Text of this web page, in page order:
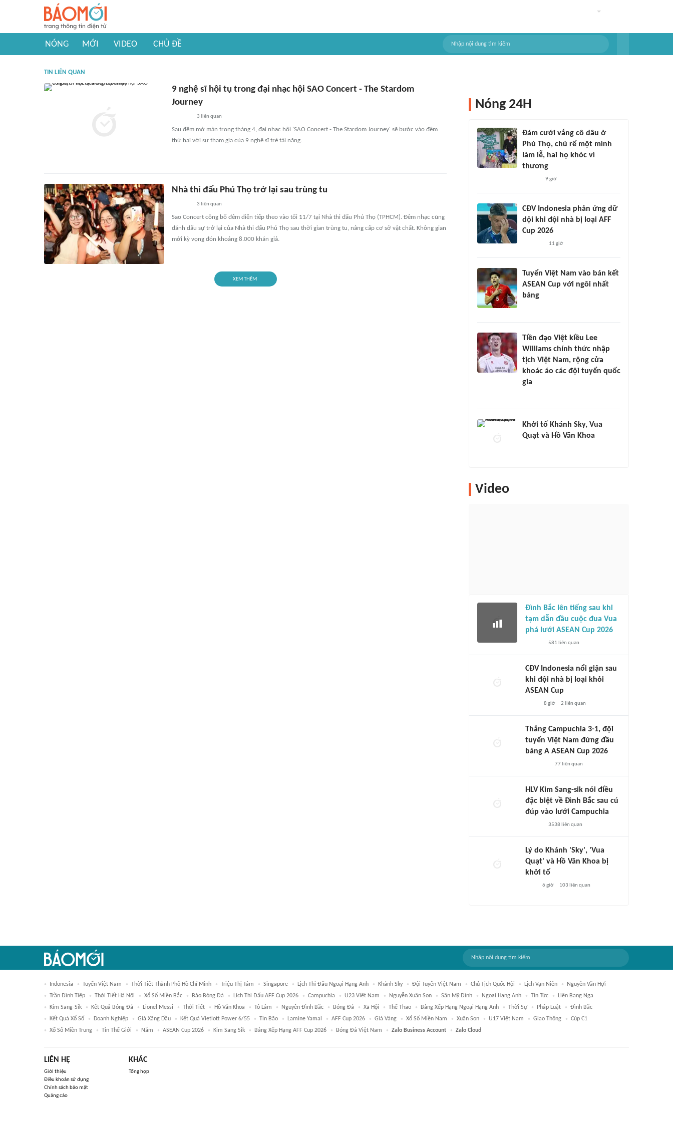
NÓNG MỚI VIDEO CHỦ ĐỀ
TIN LIÊN QUAN
9 nghệ sĩ hội tụ trong đại nhạc hội SAO Concert - The Stardom
Journey
3 liên quan
Sau đêm mở màn trong tháng 4, đại nhạc hội 'SAO Concert - The Stardom Journey' sẽ bước vào đêm
thứ hai với sự tham gia của 9 nghệ sĩ trẻ tài năng.
Nhà thi đấu Phú Thọ trở lại sau trùng tu
3 liên quan
Sao Concert công bố đêm diễn tiếp theo vào tối 11/7 tại Nhà thi đấu Phú Thọ (TPHCM). Đêm nhạc cũng
đánh dấu sự trở lại của Nhà thi đấu Phú Thọ sau thời gian trùng tu, nâng cấp cơ sở vật chất. Không gian
mới kỳ vọng đón khoảng 8.000 khán giả.
XEM THÊM
Nóng 24H
Đám cưới vắng cô dâu ở
Phú Thọ, chú rể một mình
làm lễ, hai họ khóc vì
thương
9 giờ
CĐV Indonesia phản ứng dữ
dội khi đội nhà bị loại AFF
Cup 2026
11 giờ
Tuyển Việt Nam vào bán kết
ASEAN Cup với ngôi nhất
bảng
Tiền đạo Việt kiều Lee
Williams chính thức nhập
tịch Việt Nam, rộng cửa
khoác áo các đội tuyển quốc
gia
Khởi tố Khánh Sky, Vua
Quạt và Hồ Văn Khoa
Video
Đình Bắc lên tiếng sau khi
tạm dẫn đầu cuộc đua Vua
phá lưới ASEAN Cup 2026
581 liên quan
CĐV Indonesia nổi giận sau
khi đội nhà bị loại khỏi
ASEAN Cup
8 giờ 2 liên quan
Thắng Campuchia 3-1, đội
tuyển Việt Nam đứng đầu
bảng A ASEAN Cup 2026
77liên quan
HLV Kim Sang-sik nói điều
đặc biệt về Đình Bắc sau cú
đúp vào lưới Campuchia
3538 liên quan
Lý do Khánh 'Sky', 'Vua
Quạt' và Hồ Văn Khoa bị
khởi tố
6 giờ 103 liên quan
Indonesia Tuyển Việt Nam Thời Tiết Thành Phố Hồ Chí Minh Triệu Thị Tâm Singapore Lịch Thi Đấu Ngoại Hạng Anh Khánh Sky Đội Tuyển Việt Nam Chủ Tịch Quốc Hội Lịch Vạn Niên
Nguyễn Văn Hợi
Trần Đình Tiệp
Thời Tiết Hà Nội Xổ Số Miền Bắc Báo Bóng Đá Lịch Thi Đấu AFF Cup 2026 Campuchia U23 Việt Nam Nguyễn Xuân Son Sân Mỹ Đình Ngoại Hạng Anh Tin Tức
Liên Bang Nga
Kim Sang-Sik
Kết Quả Bóng Đá Lionel Messi Thời Tiết Hồ Văn Khoa Tô Lâm Nguyễn Đình Bắc Bóng Đá Xã Hội Thể Thao Bảng Xếp Hạng Ngoại Hạng Anh Thời Sự Pháp Luật
Đình Bắc
Kết Quả Xổ Số
Doanh Nghiệp Giá Xăng Dầu Kết Quả Vietlott Power 6/55 Tin Bão Lamine Yamal AFF Cup 2026 Giá Vàng Xổ Số Miền Nam Xuân Son U17 Việt Nam Giao Thông
Cúp C1
Xổ Số Miền Trung
Tin Thế Giới Năm ASEAN Cup 2026 Kim Sang Sik Bảng Xếp Hạng AFF Cup 2026 Bóng Đá Việt Nam Zalo Business Account Zalo Cloud
LIÊN HỆ
Giới thiệu
Điều khoản sử dụng
Chính sách bảo mật
Quảng cáo
KHÁC
Tổng hợp